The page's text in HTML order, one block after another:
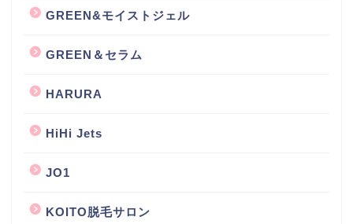
GREEN&モイストジェル
GREEN＆セラム
HARURA
HiHi Jets
JO1
KOITO脱毛サロン